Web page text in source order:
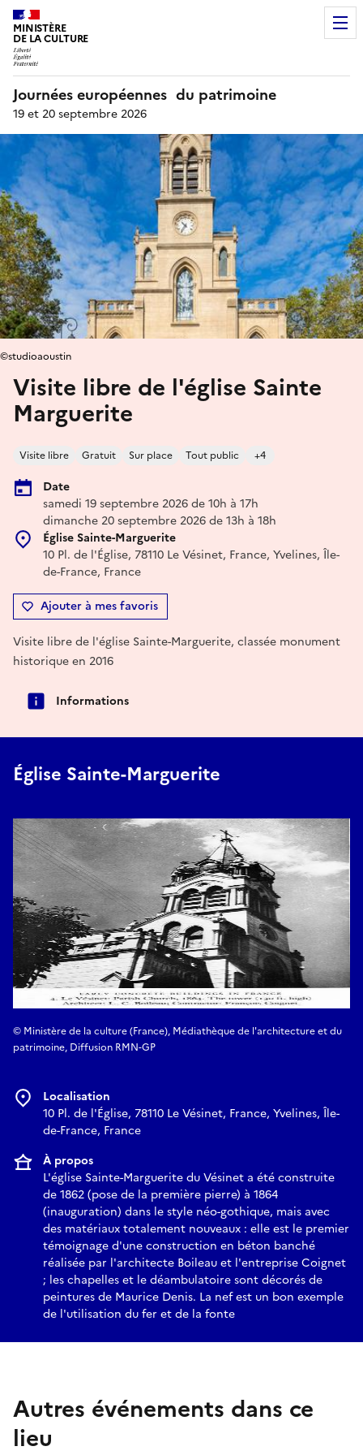
MINISTÈRE
DE LA CULTURE
Journées européennes du patrimoine
19 et 20 septembre 2026
Visite libre de l'église Sainte
Marguerite
Visite libre Gratuit Sur place Tout public +4
Date
samedi 19 septembre 2026 de 10h à 17h
dimanche 20 septembre 2026 de 13h à 18h
Église Sainte-Marguerite
10 Pl. de l'Église, 78110 Le Vésinet, France, Yvelines, Île-
de-France, France
Ajouter à mes favoris
©studioaoustin
Visite libre de l'église Sainte-Marguerite, classée monument
historique en 2016
Informations
Église Sainte-Marguerite
© Ministère de la culture (France), Médiathèque de l'architecture et du
patrimoine, Diffusion RMN-GP
Localisation
10 Pl. de l'Église, 78110 Le Vésinet, France, Yvelines, Île-
de-France, France
À propos
L'église Sainte-Marguerite du Vésinet a été construite
de 1862 (pose de la première pierre) à 1864
(inauguration) dans le style néo-gothique, mais avec
des matériaux totalement nouveaux : elle est le premier
témoignage d'une construction en béton banché
réalisée par l'architecte Boileau et l'entreprise Coignet
; les chapelles et le déambulatoire sont décorés de
peintures de Maurice Denis. La nef est un bon exemple
de l'utilisation du fer et de la fonte
Autres événements dans ce
lieu